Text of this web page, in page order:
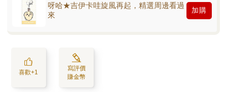
呀哈★吉伊卡哇旋風再起，精選周邊看過
來
加購
喜歡+1
寫評價
賺金幣